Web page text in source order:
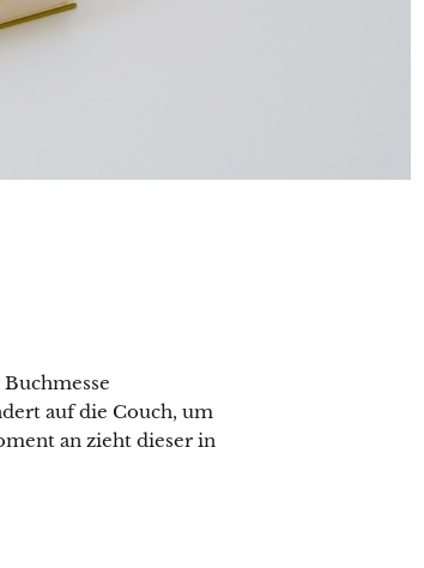
auf die Couch, um
an zieht dieser in